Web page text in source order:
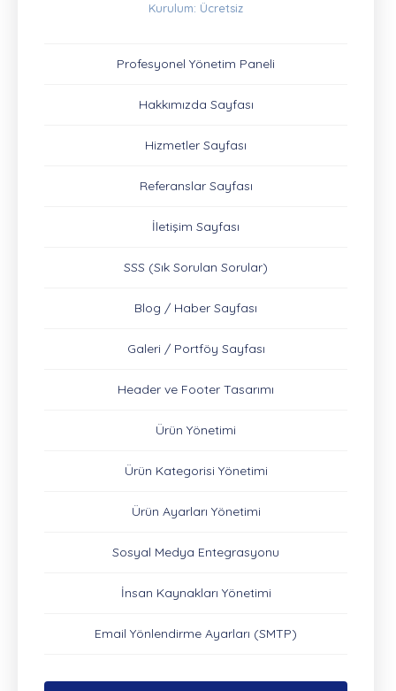
Kurulum: Ücretsiz
Profesyonel Yönetim Paneli
Hakkımızda Sayfası
Hizmetler Sayfası
Referanslar Sayfası
İletişim Sayfası
SSS (Sık Sorulan Sorular)
Blog / Haber Sayfası
Galeri / Portföy Sayfası
Header ve Footer Tasarımı
Ürün Yönetimi
Ürün Kategorisi Yönetimi
Ürün Ayarları Yönetimi
Sosyal Medya Entegrasyonu
İnsan Kaynakları Yönetimi
Email Yönlendirme Ayarları (SMTP)